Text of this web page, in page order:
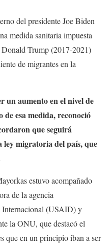
del presidente Joe Biden
medida sanitaria impuesta
Trump (2017-2021)
de migrantes en la
un aumento en el nivel de
esa medida, reconoció
que seguirá
ley migratoria del país, que
estuvo acompañado
de la agencia
Internacional (USAID) y
la ONU, que destacó el
que en un principio iban a ser